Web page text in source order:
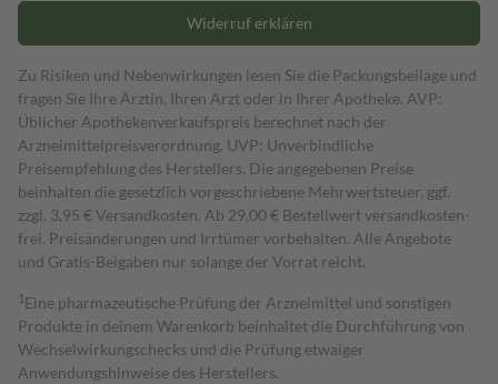
Widerruf erklären
Zu Risiken und Nebenwirkungen lesen Sie die Packungsbeilage und
fragen Sie Ihre Ärztin, Ihren Arzt oder in Ihrer Apotheke. AVP:
Üblicher Apothekenverkaufspreis berechnet nach der
Arzneimittelpreisverordnung. UVP: Unverbindliche
Preisempfehlung des Herstellers. Die angegebenen Preise
beinhalten die gesetzlich vorgeschriebene Mehrwertsteuer, ggf.
zzgl. 3,95 € Versandkosten. Ab 29,00 € Bestell­wert versand­kosten­
frei. Preisänderungen und Irrtümer vorbehalten. Alle Angebote
und Gratis-Beigaben nur solange der Vorrat reicht.
1 Eine pharmazeutische Prüfung der Arzneimittel und sonstigen
Produkte in deinem Warenkorb beinhaltet die Durchführung von
Wechselwirkungschecks und die Prüfung etwaiger
Anwendungshinweise des Herstellers.